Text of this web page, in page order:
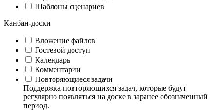
Шаблоны сценариев
Канбан-доски
Вложение файлов
Гостевой доступ
Календарь
Комментарии
Повторяющиеся задачи
Поддержка повторяющихся задач, которые будут
регулярно появляться на доске в заранее обозначенный
период.